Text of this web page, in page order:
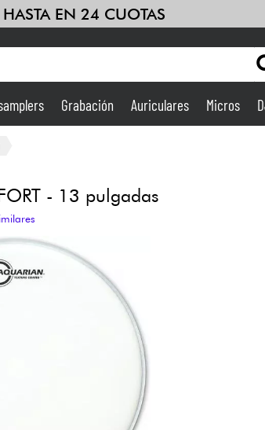
HASTA EN 24 CUOTAS
Grabación
Batería y percusión
Ver nuestras marcas
Grabación Auriculares Micros
- 13 pulgadas